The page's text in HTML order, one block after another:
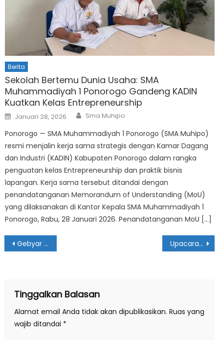
Berita
Sekolah Bertemu Dunia Usaha: SMA
Muhammadiyah 1 Ponorogo Gandeng KADIN
Kuatkan Kelas Entrepreneurship
Posted
on
Januari 28, 2026 Author
Sma Muhipo
Ponorogo — SMA Muhammadiyah 1 Ponorogo (SMA Muhipo)
resmi menjalin kerja sama strategis dengan Kamar Dagang
dan Industri (KADIN) Kabupaten Ponorogo dalam rangka
penguatan kelas Entrepreneurship dan praktik bisnis
lapangan. Kerja sama tersebut ditandai dengan
penandatanganan Memorandum of Understanding (MoU)
yang dilaksanakan di Kantor Kepala SMA Muhammadiyah 1
Ponorogo, Rabu, 28 Januari 2026. Penandatanganan MoU […]
Navigasi
Gebyar Fortasi dan Resepsi Milad IPM ke-64 Upacara Kemerdekaan Indonesia Ke 80 di SMA Muhammadiyah 1 Ponorogo
Tinggalkan Balasan
Alamat email Anda tidak akan dipublikasikan. Ruas yang
wajib ditandai *